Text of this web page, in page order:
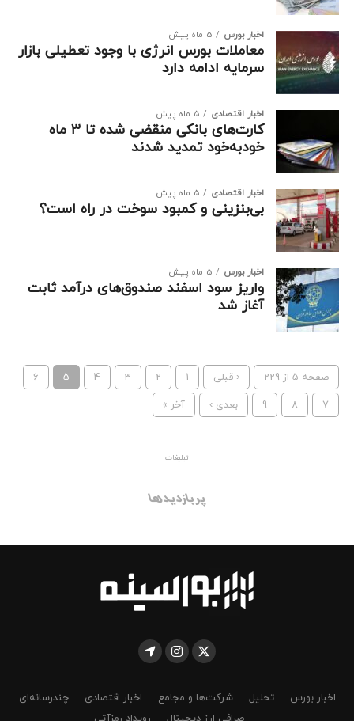
اخبار بورس 5 ماه پیش
معاملات بورس انرژی با وجود تعطیلی بازار
سرمایه ادامه دارد
اخبار اقتصادی 5 ماه پیش
کارت‌های بانکی منقضی شده تا ۳ ماه
خودبه‌خود تمدید شدند
اخبار اقتصادی 5 ماه پیش
بی‌بنزینی و کمبود سوخت در راه است؟
اخبار بورس 5 ماه پیش
واریز سود اسفند صندوق‌های درآمد ثابت
آغاز شد
صفحه 5 از 229 ‹ قبلی 1
2
3
4
5
6
7
8
9 بعدی › آخر »
تبلیغات
پربازدیدها
اخبار بورس تحلیل شرکت‌ها و مجامع اخبار اقتصادی
چندرسانه‌ای